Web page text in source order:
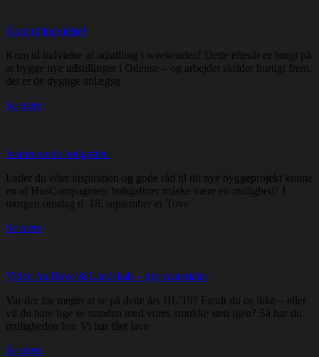
Kom til indvielse!
Kom til indvielse af udstilling i weekenden! Dette efterår er brugt på
at bygge nye udstillinger i Odense – og arbejdet skrider hurtigt frem,
det er de dygtige anlægsg
Se mere
Inspirerende boligaften
Leder du efter inspiration og gode råd til dit nye byggeprojekt kunne
en af HusCompagniets boligaftner måske være en mulighed? I
morgen onsdag d. 18. september er Tove
Se mere
Video fra Have & Landskab – nye materialer
Var der for meget at se på dette års HL’19? Fandt du os ikke – eller
vil du bare lige se standen med vores smukke sten igen? Så har du
muligheden her. Vi har fået lave
Se mere